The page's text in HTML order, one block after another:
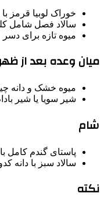
خوراک لوبیا قرمز
سالاد فصل شامل
میوه تازه برای دسر
میان وعده بعد از
میوه خشک و دانه
شیر سویا یا شیر
شام
پاستای گندم
سالاد سبز با دانه
نکته